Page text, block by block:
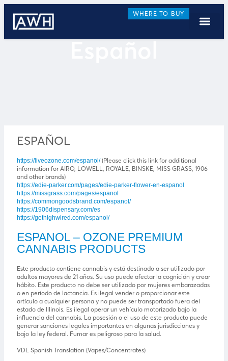
WHERE TO BUY
ESPAÑOL
https://liveozone.com/espanol/(Please click this link for additional
information for AIRO, LOWELL, ROYALE, BINSKE, MISS GRASS, 1906
and other brands)
https://edie-parker.com/pages/edie-parker-flower-en-espanol
https://missgrass.com/pages/espanol
https://commongoodsbrand.com/espanol/
https://1906dispensary.com/es
https://gethighwired.com/espanol/
ESPANOL – OZONE PREMIUM
CANNABIS PRODUCTS
Este producto contiene cannabis y está destinado a ser utilizado por
adultos mayores de 21 años. Su uso puede afectar la cognición y crear
hábito. Este producto no debe ser utilizado por mujeres embarazadas
o en período de lactancia. Es ilegal vender o proporcionar este
artículo a cualquier persona y no puede ser transportado fuera del
estado de Illinois. Es ilegal operar un vehículo motorizado bajo la
influencia del cannabis. La posesión o el uso de este producto puede
generar sanciones legales importantes en algunas jurisdicciones y
bajo la ley federal. Fumar es peligroso para la salud.
VDL Spanish Translation (Vapes/Concentrates)